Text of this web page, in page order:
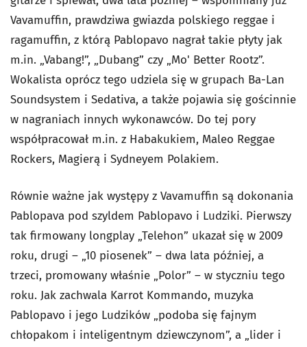
Vavamuffin, prawdziwa gwiazda polskiego reggae i
ragamuffin, z którą Pablopavo nagrał takie płyty jak
m.in. „Vabang!”, „Dubang” czy „Mo' Better Rootz”.
Wokalista oprócz tego udziela się w grupach Ba-Lan
Soundsystem i Sedativa, a także pojawia się gościnnie
w nagraniach innych wykonawców. Do tej pory
współpracował m.in. z Habakukiem, Maleo Reggae
Rockers, Magierą i Sydneyem Polakiem.
Równie ważne jak występy z Vavamuffin są dokonania
Pablopava pod szyldem Pablopavo i Ludziki. Pierwszy
tak firmowany longplay „Telehon” ukazał się w 2009
roku, drugi – „10 piosenek” – dwa lata później, a
trzeci, promowany właśnie „Polor” – w styczniu tego
roku. Jak zachwala Karrot Kommando, muzyka
Pablopavo i jego Ludzików „podoba się fajnym
chłopakom i inteligentnym dziewczynom”, a „lider i